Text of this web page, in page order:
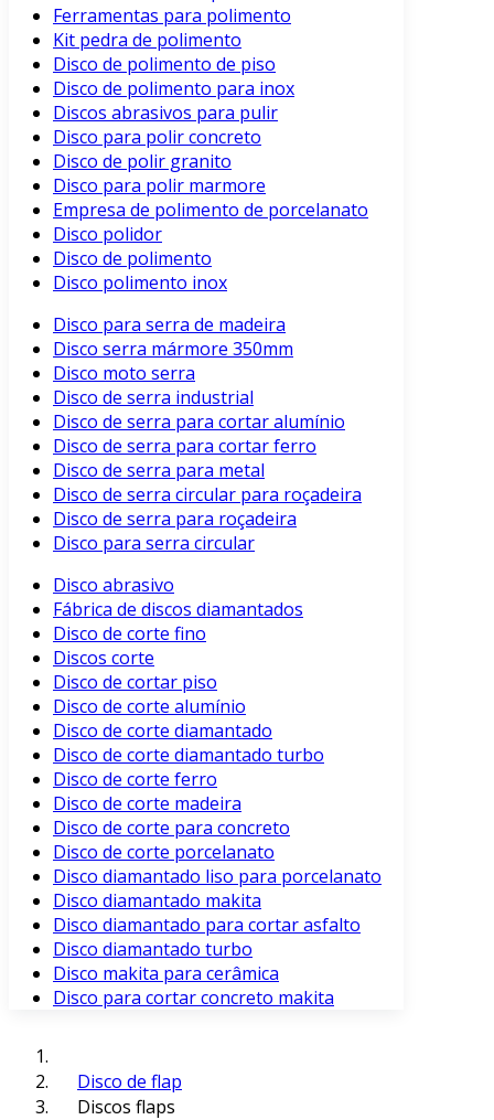
Ferramentas para polimento
Kit pedra de polimento
Disco de polimento de piso
Disco de polimento para inox
Discos abrasivos para pulir
Disco para polir concreto
Disco de polir granito
Disco para polir marmore
Empresa de polimento de porcelanato
Disco polidor
Disco de polimento
Disco polimento inox
Disco para serra de madeira
Disco serra mármore 350mm
Disco moto serra
Disco de serra industrial
Disco de serra para cortar alumínio
Disco de serra para cortar ferro
Disco de serra para metal
Disco de serra circular para roçadeira
Disco de serra para roçadeira
Disco para serra circular
Disco abrasivo
Fábrica de discos diamantados
Disco de corte fino
Discos corte
Disco de cortar piso
Disco de corte alumínio
Disco de corte diamantado
Disco de corte diamantado turbo
Disco de corte ferro
Disco de corte madeira
Disco de corte para concreto
Disco de corte porcelanato
Disco diamantado liso para porcelanato
Disco diamantado makita
Disco diamantado para cortar asfalto
Disco diamantado turbo
Disco makita para cerâmica
Disco para cortar concreto makita
Disco de flap
Discos flaps